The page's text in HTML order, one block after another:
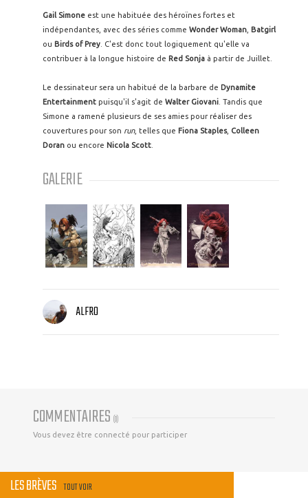
Gail Simone est une habituée des héroïnes fortes et
indépendantes, avec des séries comme Wonder Woman Batgirl
ou Birds of Prey . C'est donc tout logiquement qu'elle va
contribuer à la longue histoire de Red Sonja à partir de Juillet.
Le dessinateur sera un habitué de la barbare de Dynamite
Entertainment puisqu'il s'agit de Walter Giovani . Tandis que
Simone a ramené plusieurs de ses amies pour réaliser des
couvertures pour son run, telles que Fiona Staples, Colleen
Doran ou encore Nicola Scott
GALERIE
ALFRO
COMMENTAIRES (0)
Vous devez être connecté pour participer
LES BRÈVES TOUT VOIR